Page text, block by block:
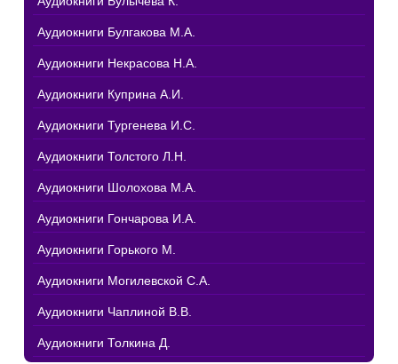
Аудиокниги Булгакова М.А.
Аудиокниги Некрасова Н.А.
Аудиокниги Куприна А.И.
Аудиокниги Тургенева И.С.
Аудиокниги Толстого Л.Н.
Аудиокниги Шолохова М.А.
Аудиокниги Гончарова И.А.
Аудиокниги Горького М.
Аудиокниги Могилевской С.А.
Аудиокниги Чаплиной В.В.
Аудиокниги Толкина Д.